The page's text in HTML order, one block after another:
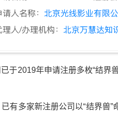
2019年申请注册多枚“结界
多家新注册公司以“结界兽”